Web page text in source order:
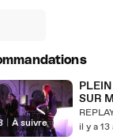
À suivre
SUR
MOTS
il y a 13